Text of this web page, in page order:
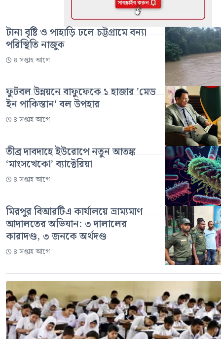
টানা বৃষ্টি ও পাহাড়ি ঢলে চট্টগ্রামে বন্যা
পরিস্থিতি নাজুক
৪ সপ্তাহ আগে
ফুটবল উন্নয়নে বাফুফেকে ১ হাজার 'মেড
ইন পাকিস্তান' বল উপহার
৪ সপ্তাহ আগে
তীব্র দাবদাহে ইউরোপে নতুন আতঙ্ক
‘মাংসখেকো’ ব্যাক্টেরিয়া
৪ সপ্তাহ আগে
মিরপুর বিআরটিএ কার্যালয়ে ভ্রাম্যমাণ
আদালতের অভিযান: ৩ দালালের
কারাদণ্ড, ৩ জনকে অর্থদণ্ড
৪ সপ্তাহ আগে